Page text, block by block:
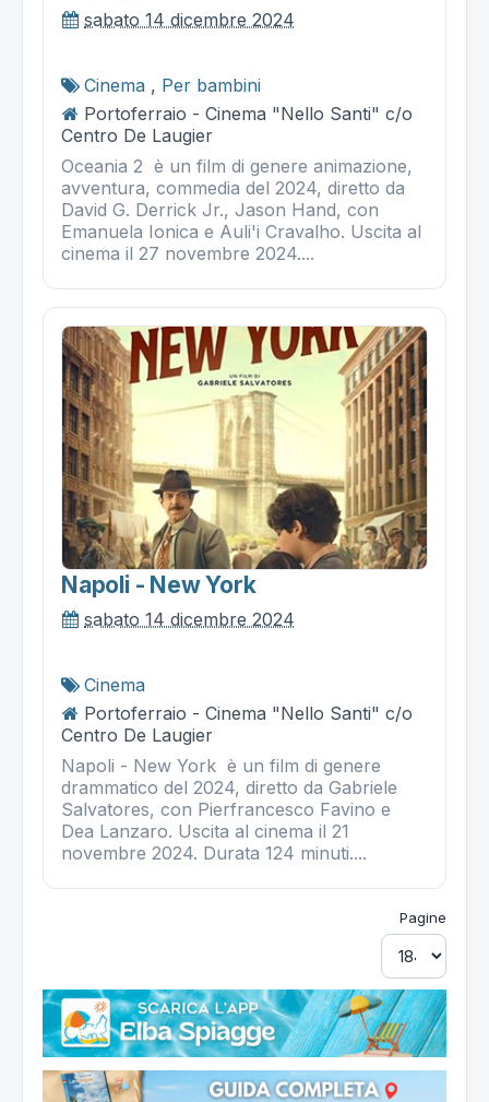
sabato 14 dicembre 2024
Cinema , Per bambini
Portoferraio - Cinema "Nello Santi" c/o
Centro De Laugier
Oceania 2 è un film di genere animazione,
avventura, commedia del 2024, diretto da
David G. Derrick Jr., Jason Hand, con
Emanuela Ionica e Auli'i Cravalho. Uscita al
cinema il 27 novembre 2024....
Napoli - New York
sabato 14 dicembre 2024
Cinema
Portoferraio - Cinema "Nello Santi" c/o
Centro De Laugier
Napoli - New York è un film di genere
drammatico del 2024, diretto da Gabriele
Salvatores, con Pierfrancesco Favino e
Dea Lanzaro. Uscita al cinema il 21
novembre 2024. Durata 124 minuti....
Pagine